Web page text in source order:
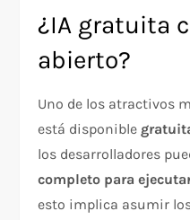
¿IA gratuita
abierto?
Uno de los atractivos
está disponible
los desarrolladores
completo para
esto implica asumir